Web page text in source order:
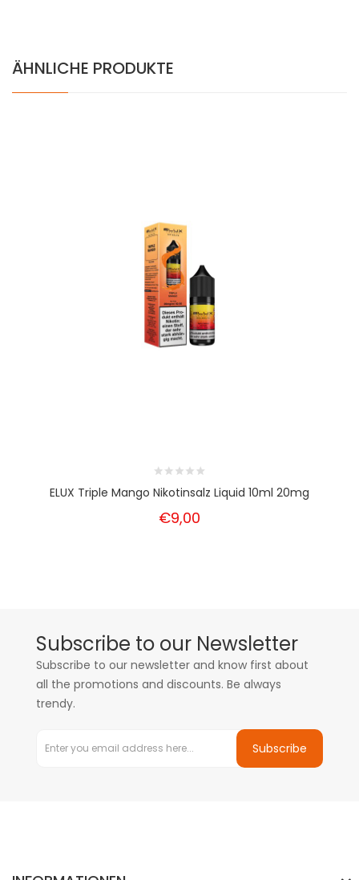
ÄHNLICHE PRODUKTE
ELUX Triple Mango Nikotinsalz Liquid 10ml 20mg
€9,00
Subscribe to our Newsletter
Subscribe to our newsletter and know first about
all the promotions and discounts. Be always
trendy.
Subscribe